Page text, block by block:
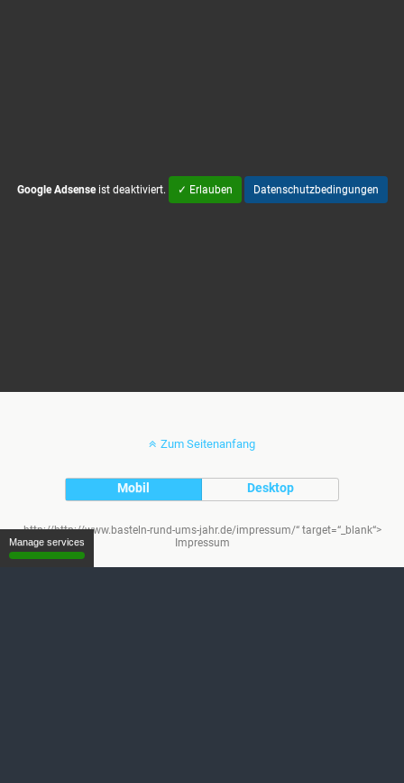
Google Adsenseist deaktiviert. ✓ Erlauben Datenschutzbedingungen
Zum Seitenanfang
Mobil Desktop
http://http://www.basteln-rund-ums-jahr.de/impressum/“ target=“_blank“>
Impressum
Manage services